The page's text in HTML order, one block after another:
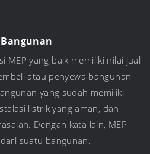
MEP yang baik memiliki nilai jual
atau penyewa bangunan
yang sudah memiliki
listrik yang aman, dan
Dengan kata lain, MEP
suatu bangunan.